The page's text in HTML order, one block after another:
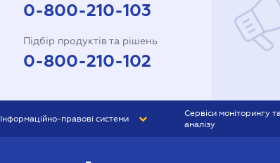
0-800-210-103
Підбір продуктів та рішень
0-800-210-102
Інформаційно-правові системи
Сервіси моніторингу
аналізу